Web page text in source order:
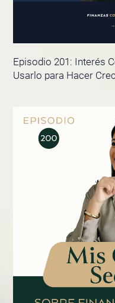
Episodio 201: Interés
Usarlo para Hacer